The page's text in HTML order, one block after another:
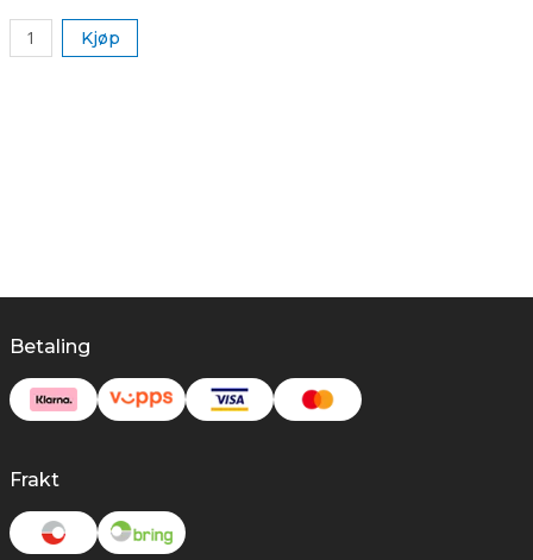
Kjøp
Betaling
Frakt